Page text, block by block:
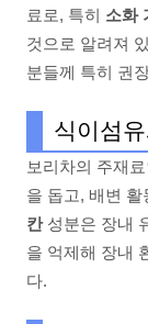
료로, 특히 소화
것으로 알려져
분들께 특히 권
식이섬
보리차의 주재
을 돕고, 배변
칸성분은 장내
을 억제해 장내
다.